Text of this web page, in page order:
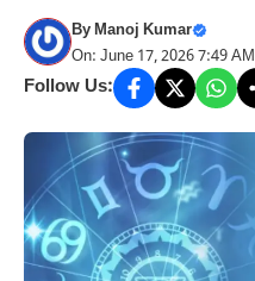
ByManoj Kumar
On: June 17, 2026 7:49 AM
Follow Us: